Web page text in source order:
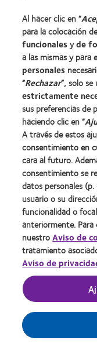
Usuario
Blog
Sobre nosotros
Carreras
Noticias
Contacto
Legal
Política de
Aviso Legal
Aviso de cookies
Condiciones del
Public Country
Buscar un centro
Gestionar
Al hacer clic en “
para la colocación
funcionalesyde
a las mismas y para
personales
“Rechazar”, solo
estrictamente
sus preferencias de
haciendo clic en “
A través de estos
consentimiento en
cara al futuro.
consentimiento se
datos personales
usuario o su
funcionalidad o
anteriormente.
nuestroAviso de
tratamiento
Aviso de